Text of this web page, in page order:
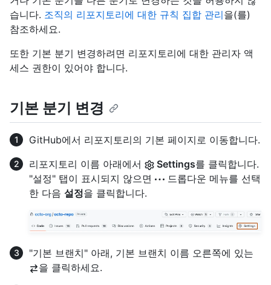
습니다. 조직의 리포지토리에 대한 규칙 집합 관리을(를)
참조하세요.
또한 기본 분기 변경하려면 리포지토리에 대한 관리자 액
세스 권한이 있어야 합니다.
기본 분기 변경
GitHub에서 리포지토리의 기본 페이지로 이동합니다.
리포지토리 이름 아래에서
Settings를 클릭합니다.
"설정" 탭이 표시되지 않으면
드롭다운 메뉴를 선택
한 다음 설정을 클릭합니다.
"기본 브랜치" 아래, 기본 브랜치 이름 오른쪽에 있는
을 클릭하세요.